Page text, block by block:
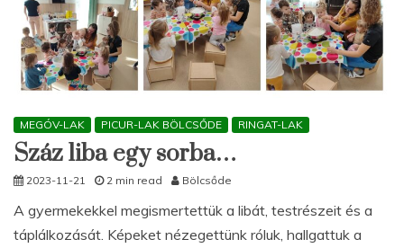
MEGÓV-LAK PICUR-LAK BÖLCSŐDE RINGAT-LAK
Száz liba egy sorba…
2023-11-21 2 min read Bölcsőde
A gyermekekkel megismertettük a libát, testrészeit és a
táplálkozását. Képeket nézegettünk róluk, hallgattuk a